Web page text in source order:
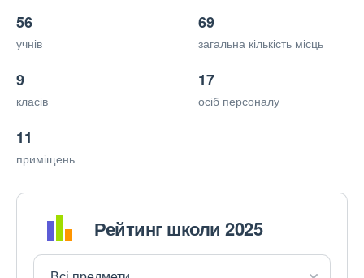
56
учнів
69
загальна кількість місць
9
класів
17
осіб персоналу
11
приміщень
Рейтинг школи 2025